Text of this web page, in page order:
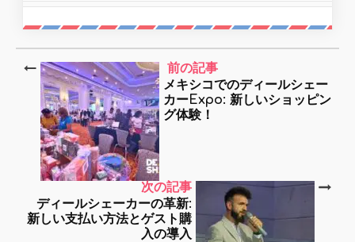
前の記事
メキシコでのディールシェー
カーExpo: 新しいショッピン
グ体験！
次の記事
ディールシェーカーの革新:
新しい支払い方法とゲスト購
入の導入